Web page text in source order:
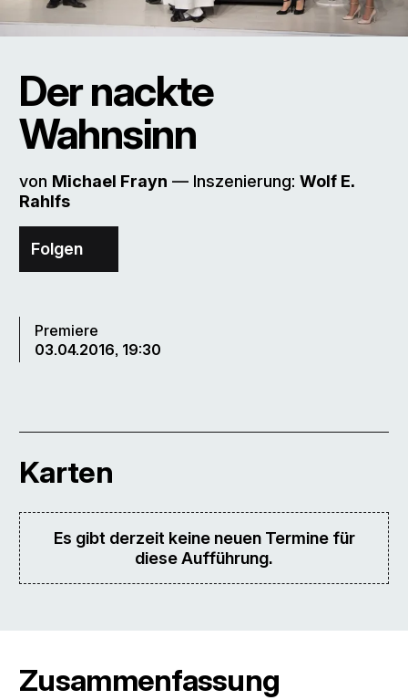
Der nackte
Wahnsinn
von Michael Frayn –– Inszenierung:Wolf E.
Rahlfs
Folgen
Premiere
03.04.2016, 19:30
Karten
Es gibt derzeit keine neuen Termine für
diese Aufführung.
Zusammenfassung